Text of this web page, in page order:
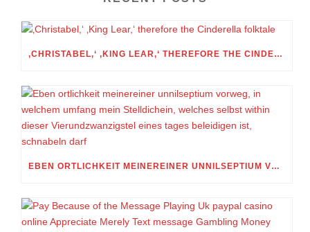
‚CHRISTABEL,‘ ‚KING LEAR,‘ THEREFORE THE CINDERELLA FOLKTALE
EBEN ORTLICHKEIT MEINEREINER UNNILSEPTIUM VORWEG, IN WELCHEM UMFANG MEIN STELLDICHEIN, WELCHES SELBST WITHIN DIESER VIERUNDZWANZIGSTEL EINES TAGES BELEIDIGEN IST, SCHNABELN DARF